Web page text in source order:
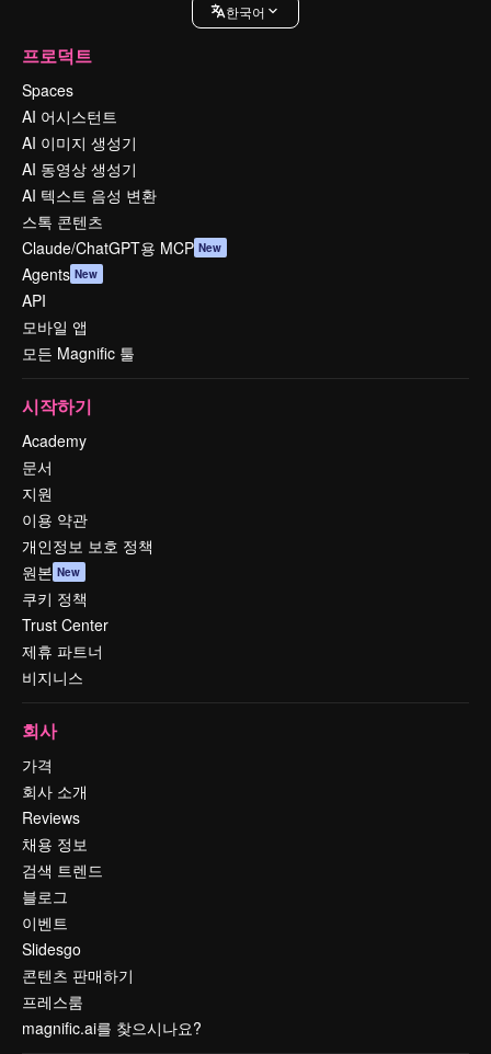
한국어
프로덕트
Spaces
AI 어시스턴트
AI 이미지 생성기
AI 동영상 생성기
AI 텍스트 음성 변환
스톡 콘텐츠
Claude/ChatGPT용 MCP New
Agents New
API
모바일 앱
모든 Magnific 툴
시작하기
Academy
문서
지원
이용 약관
개인정보 보호 정책
원본 New
쿠키 정책
Trust Center
제휴 파트너
비지니스
회사
가격
회사 소개
Reviews
채용 정보
검색 트렌드
블로그
이벤트
Slidesgo
콘텐츠 판매하기
프레스룸
magnific.ai를 찾으시나요?